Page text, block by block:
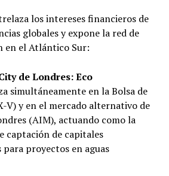
los intereses financieros de
globales y expone la red de
en el Atlántico Sur:
de Londres:Eco
simultáneamente en la Bolsa de
V) y en el mercado alternativo de
(AIM), actuando como la
captación de capitales
para proyectos en aguas